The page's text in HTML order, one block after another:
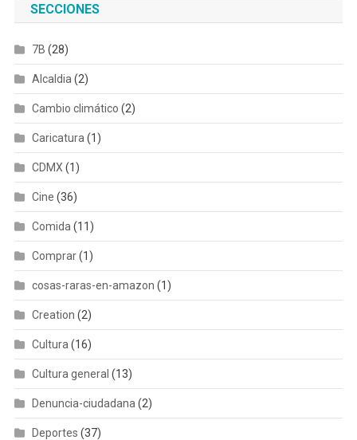
SECCIONES
7B (28)
Alcaldia (2)
Cambio climático (2)
Caricatura (1)
CDMX (1)
Cine (36)
Comida (11)
Comprar(1)
cosas-raras-en-amazon (1)
Creation (2)
Cultura (16)
Cultura general (13)
Denuncia-ciudadana (2)
Deportes (37)